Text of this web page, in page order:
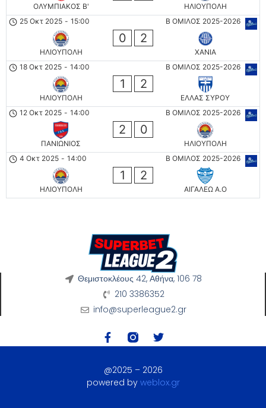
ΟΛΥΜΠΙΑΚΟΣ Β'
ΗΛΙΟΥΠΟΛΗ
Β ΟΜΙΛΟΣ 2025-2026
25 Οκτ 2025 - 15:00
ΗΛΙΟΥΠΟΛΗ
0 2
ΧΑΝΙΑ
Β ΟΜΙΛΟΣ 2025-2026
18 Οκτ 2025 - 14:00
ΗΛΙΟΥΠΟΛΗ
1 2
ΕΛΛΑΣ ΣΥΡΟΥ
Β ΟΜΙΛΟΣ 2025-2026
12 Οκτ 2025 - 14:00
ΠΑΝΙΩΝΙΟΣ
2 0
ΗΛΙΟΥΠΟΛΗ
Β ΟΜΙΛΟΣ 2025-2026
4 Οκτ 2025 - 14:00
ΗΛΙΟΥΠΟΛΗ
1 2
ΑΙΓΑΛΕΩ A.O
Θεμιστοκλέους 42, Αθήνα, 106 78
210 3386352
info@superleague2.gr
@2025 – 2026
powered by weblox.gr